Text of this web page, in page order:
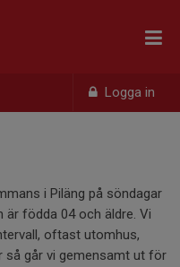
Logga in
i Piläng på söndagar
födda 04 och äldre. Vi
oftast utomhus,
så går vi gemensamt ut för